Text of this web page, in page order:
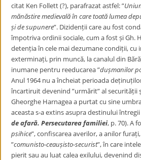
citat Ken Follett (?), parafrazat astfel: ”
mănăstire medievală în care toată lumea
și de supunere”. Dizidenții care au fost
împotriva ordinii sociale, cum a fost și Gh.
detenția în cele mai dezumane condiții, cu
exterminați, prin muncă, la canalul din
inumane pentru reeducarea ”dușmanilor
Anul 1964 nu a încheiat perioada
încartiruit devenind ”urmărit” al securității
Gheorghe Harnagea a purtat cu sine
aceasta s-a extins asupra destinului
de afară. Persecutarea familiei, p. 70). A
psihice”, confiscarea averilor, a anilor
”comunisto-ceaușisto-securist”, în care
pierit sau au luat calea exilului, devenind